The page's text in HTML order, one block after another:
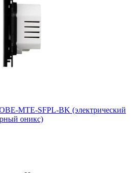
MTE-SFPL-BK (электрический
оникс)